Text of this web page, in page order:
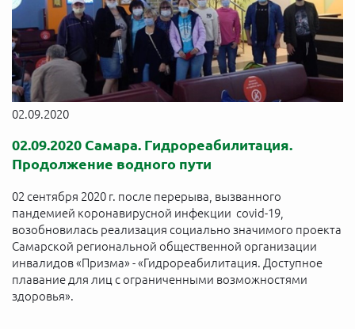
02.09.2020
02.09.2020 Самара. Гидрореабилитация.
Продолжение водного пути
02 сентября 2020 г. после перерыва, вызванного
пандемией коронавирусной инфекции covid-19,
возобновилась реализация социально значимого проекта
Самарской региональной общественной организации
инвалидов «Призма» - «Гидрореабилитация. Доступное
плавание для лиц с ограниченными возможностями
здоровья».